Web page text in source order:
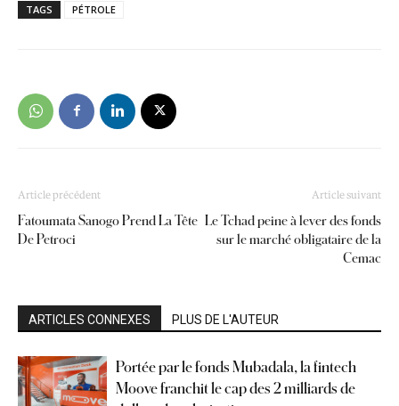
TAGS PÉTROLE
Article précédent
Fatoumata Sanogo Prend La Tête
De Petroci
Article suivant
Le Tchad peine à lever des fonds
sur le marché obligataire de la
Cemac
ARTICLES CONNEXES PLUS DE L'AUTEUR
Portée par le fonds Mubadala, la fintech
Moove franchit le cap des 2 milliards de